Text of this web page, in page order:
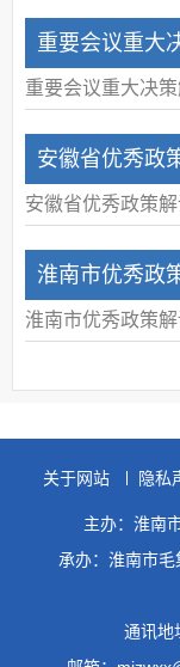
重要会议重大
重要会议重大决
安徽省优秀政
安徽省优秀政策
淮南市优秀政
淮南市优秀政策
关于网站 隐私
主办：淮南
承办：淮南市
通讯地